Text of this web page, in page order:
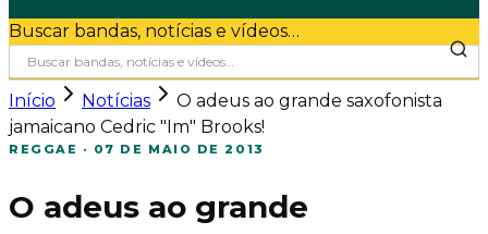
Buscar bandas, notícias e vídeos…
Início Notícias
O adeus ao grande saxofonista
jamaicano Cedric "Im" Brooks!
REGGAE · 07 DE MAIO DE 2013
O adeus ao grande